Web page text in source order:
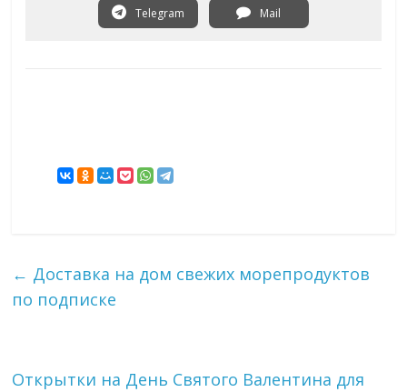
Telegram Mail
← Доставка на дом свежих морепродуктов
по подписке
Открытки на День Святого Валентина для